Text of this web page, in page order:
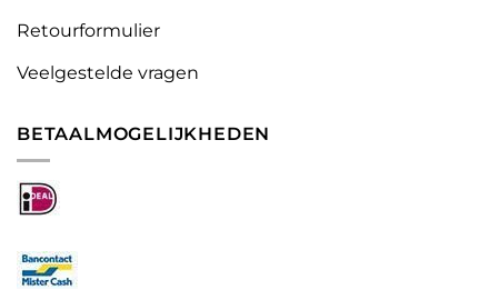
Retourformulier
Veelgestelde vragen
BETAALMOGELIJKHEDEN